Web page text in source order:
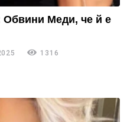
Обвини Меди, че й е
1316